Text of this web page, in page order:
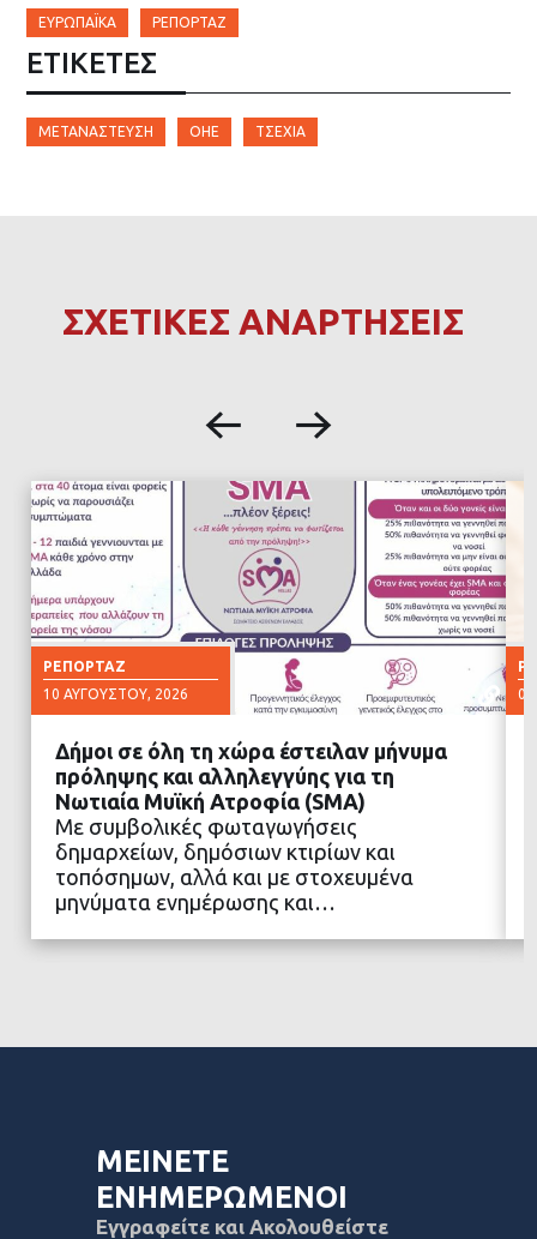
ΕΥΡΩΠΑΪΚΆ ΡΕΠΟΡΤΆΖ
ΕΤΙΚΈΤΕΣ
ΜΕΤΑΝΆΣΤΕΥΣΗ ΟΗΕ ΤΣΕΧΊΑ
ΣΧΕΤΙΚΕΣ ΑΝΑΡΤΗΣΕΙΣ
ΡΕΠΟΡΤΆΖ
10 ΑΥΓΟΎΣΤΟΥ, 2026
ΔΙΑΒΑΣΤΕ ΠΕΡΙΣΣΟΤΕΡΑ
Δήμοι σε όλη τη χώρα έστειλαν μήνυμα
πρόληψης και αλληλεγγύης για τη
Νωτιαία Μυϊκή Ατροφία (SMA)
Με συμβολικές φωταγωγήσεις
δημαρχείων, δημόσιων κτιρίων και
τοπόσημων, αλλά και με στοχευμένα
μηνύματα ενημέρωσης και…
ΜΕΙΝΕΤΕ
ΕΝΗΜΕΡΩΜΕΝΟΙ
Εγγραφείτε και Ακολουθείστε